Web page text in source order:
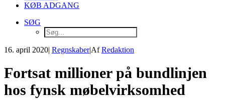
KØB ADGANG
SØG
16. april 2020| Regnskaber|AfRedaktion
Fortsat millioner på bundlinjen
hos fynsk møbelvirksomhed